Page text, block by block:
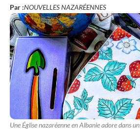
Par :NOUVELLES NAZARÉENNES
Une Église nazaréenne en Albanie adore dans un